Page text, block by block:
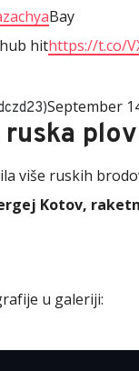
Bay
hithttps://t.co/
September
ruska
više ruskih
Kotov,
u galeriji: